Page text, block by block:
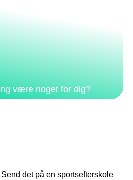
være noget for dig?
det på en sportsefterskole